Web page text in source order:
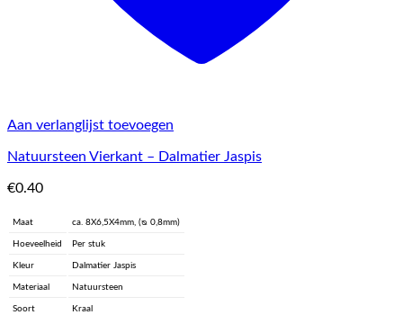
Aan verlanglijst toevoegen
Natuursteen Vierkant – Dalmatier Jaspis
€0.40
Maat ca. 8X6,5X4mm, (ᴓ 0,8mm)
Hoeveelheid Per stuk
Kleur Dalmatier Jaspis
Materiaal Natuursteen
Soort Kraal